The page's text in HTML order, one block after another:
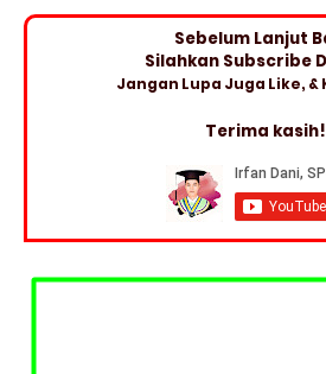
Sebelum Lanjut
Silahkan Subscribe
Jangan Lupa Juga Like, &
Terima kasih!